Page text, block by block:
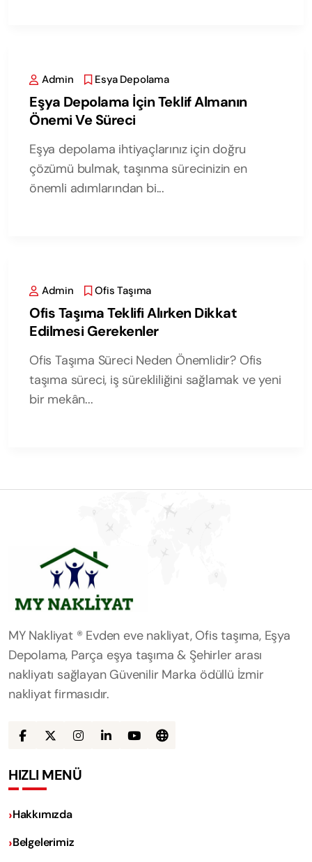
Admin Esya Depolama
Eşya Depolama İçin Teklif Almanın
Önemi Ve Süreci
Eşya depolama ihtiyaçlarınız için doğru
çözümü bulmak, taşınma sürecinizin en
önemli adımlarından bi...
Admin Ofis Taşıma
Ofis Taşıma Teklifi Alırken Dikkat
Edilmesi Gerekenler
Ofis Taşıma Süreci Neden Önemlidir? Ofis
taşıma süreci, iş sürekliliğini sağlamak ve yeni
bir mekân...
MY Nakliyat ® Evden eve nakliyat, Ofis taşıma, Eşya
Depolama, Parça eşya taşıma & Şehirler arası
nakliyatı sağlayan Güvenilir Marka ödüllü İzmir
nakliyat firmasıdır.
HIZLI MENÜ
Hakkımızda
Belgelerimiz